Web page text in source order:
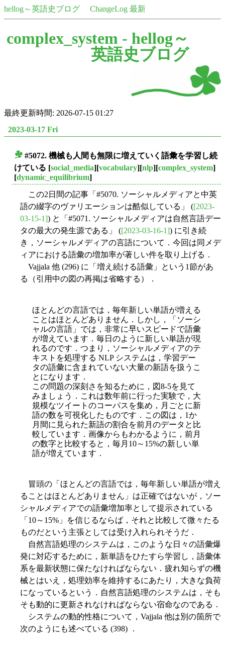
hellog～英語史ブログ ChangeLog 最新
complex_system - hellog～
英語史ブログ
最終更新時間: 2026-07-15 01:27
2023-03-17 Fri
#5072. 機械も人間も無限に増えていく語彙を学習し続
けている [social_media][vocabulary][nlp][complex_system]
[dynamic_equilibrium]
この2日間の記事「#5070. ソーシャルメディアと中英
語の綴字のヴァリエーションは酷似している」 ([2023-
03-15-1]) と「#5071. ソーシャルメディアは自然言語デー
タの最大の発生源である」 ([2023-03-16-1]) に引き続
き，ソーシャルメディアの言語について．今回は同メデ
ィアにおける語彙の増加率が著しい件を取り上げる．
Vajjala 他 (296) に「増え続ける語彙」という1節があ
る（引用中の図の再掲は省略する）．
ほとんどの言語では，毎年新しい単語が増える
ことはほとんどありません．しかし，「ソーシ
ャルの言語」では，非常に早いスピードで語彙
が増えています．毎日のように新しい単語が現
れるのです．つまり，ソーシャルメディアのテ
キストを処理する NLP システムは，学習デー
タの語彙に含まれていない大量の新語を扱うこ
とになります．
この問題の深刻さを知るために，図8-5を見て
みましょう．これは数年前に行った実験で，大
規模なツイートのコーパスを集め，月ごとに新
語の数を可視化したものです．この図は，1か
月間に見られた新語の割合を前月のデータと比
較しています．画像からもわかるように，前月
の数字と比較すると，毎月10～15%の新しい単
語が増えています．
冒頭の「ほとんどの言語では，毎年新しい単語が増え
ることはほとんどありません」は正確ではないが，ソー
シャルメディアでの語彙増加率として提示されている
「10～15%」を信じるならば，それと比較して微々たる
ものだという主張としては受け入れられそうだ．
自然言語処理のシステムは，このような日々の語彙爆
発に対応するために，新単語をひたすら学習し，語彙体
系を最新状態に保たなければならない．疲れ知らずの機
械とはいえ，処理効率を維持するにあたり，大きな負荷
になっているという．自然言語処理のシステムは，そも
そも動的に更新されなければならない宿命なのである．
システムの動的性格について，Vajjala 他は別の箇所で
次のようにも述べている (398) ．